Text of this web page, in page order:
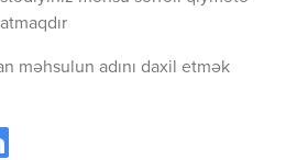
məhsulun adını daxil etmək